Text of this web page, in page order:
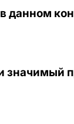
данном
значимый